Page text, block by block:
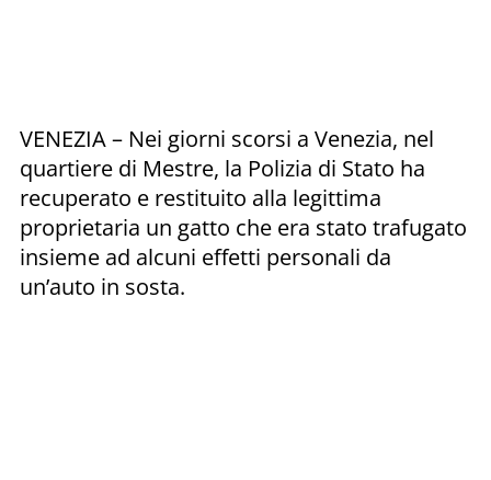
VENEZIA – Nei giorni scorsi a Venezia, nel
quartiere di Mestre, la Polizia di Stato ha
recuperato e restituito alla legittima
proprietaria un gatto che era stato trafugato
insieme ad alcuni effetti personali da
un’auto in sosta.